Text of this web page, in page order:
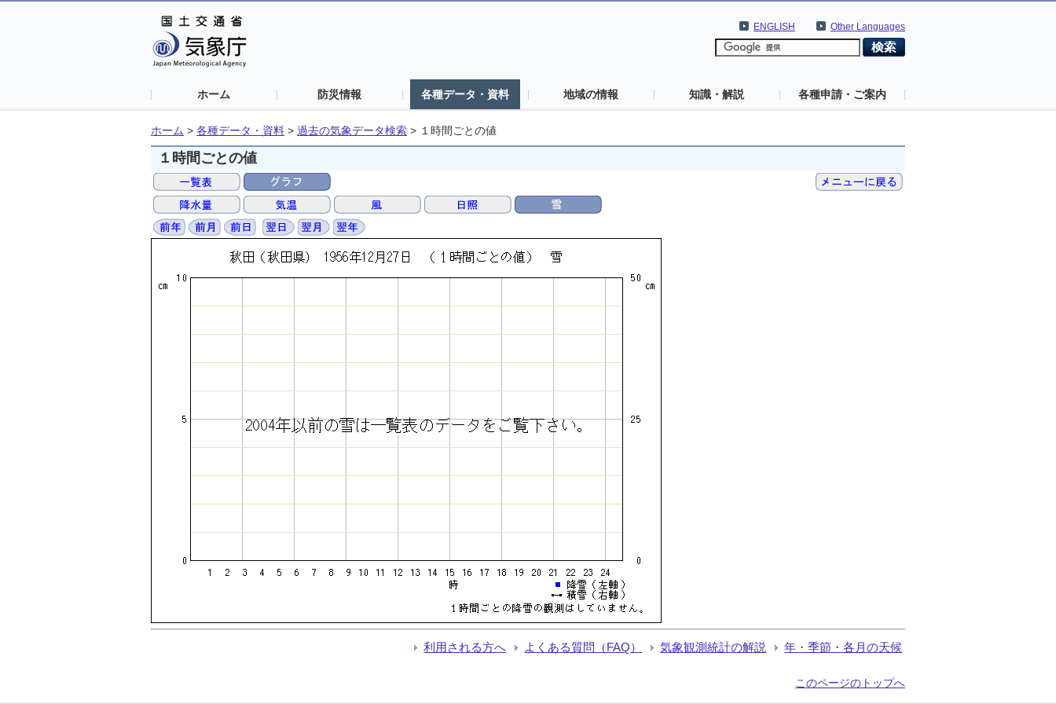
Other Languages
ENGLISH
ホーム 防災情報 各種データ・資料 地域の情報 知識・解説 各種申請・ご案内
ホーム > 各種データ・資料 > 過去の気象データ検索 > １時間ごとの値
１時間ごとの値
利用される方へ よくある質問（FAQ） 気象観測統計の解説 年・季節・各月の天候
このページのトップへ